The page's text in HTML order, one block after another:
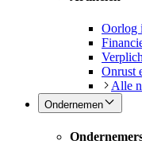
Oorlog
Onrust
Alle
Ondernemen